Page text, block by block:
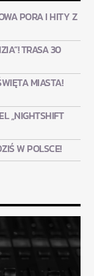
PORA I HITY Z
TRASA 30
MIASTA!
„NIGHTSHIFT
W POLSCE!